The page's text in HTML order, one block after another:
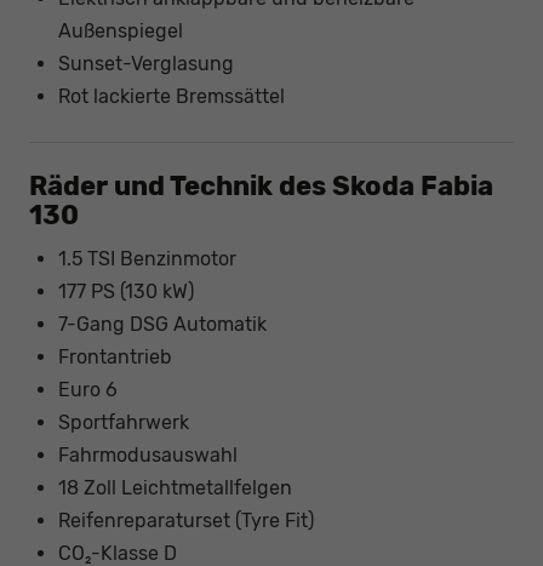
Außenspiegel
Sunset-Verglasung
Rot lackierte Bremssättel
Räder und Technik des Skoda Fabia
130
1.5 TSI Benzinmotor
177 PS (130 kW)
7-Gang DSG Automatik
Frontantrieb
Euro 6
Sportfahrwerk
Fahrmodusauswahl
18 Zoll Leichtmetallfelgen
Reifenreparaturset (Tyre Fit)
CO₂-Klasse D